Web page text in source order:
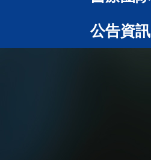
公告資訊